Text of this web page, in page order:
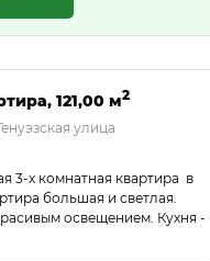
121,00 м2
улица
3-х комнатная квартира в
большая и светлая.
освещением. Кухня -